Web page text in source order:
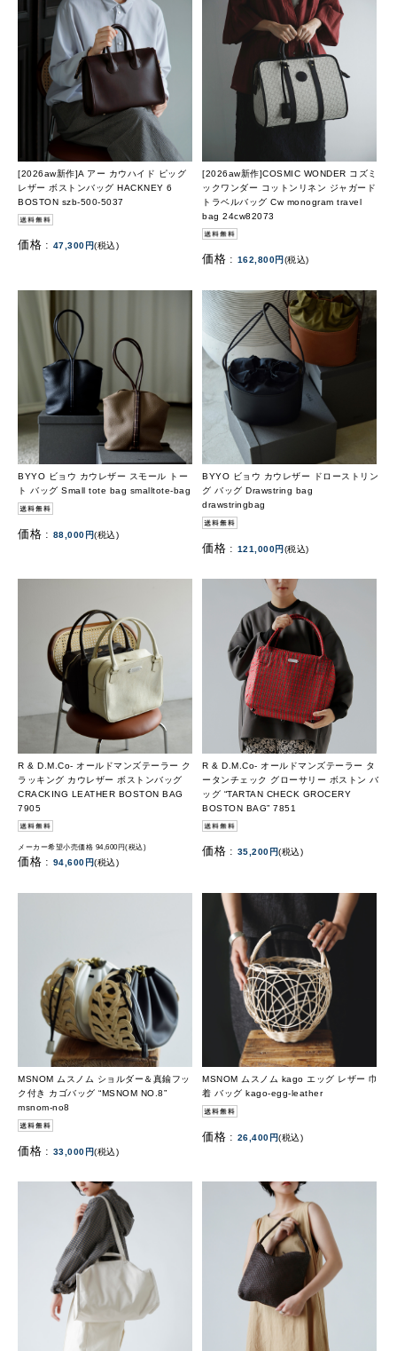
[2026aw新作]A アー カウハイド ピッグ
レザー ボストンバッグ HACKNEY 6
BOSTON szb-500-5037
価格 : 47,300円(税込)
[2026aw新作]COSMIC WONDER コズミ
ックワンダー コットンリネン ジャガード
トラベルバッグ Cw monogram travel
bag 24cw82073
価格 : 162,800円 (税込)
BYYO ビョウ カウレザー スモール トー
ト バッグ Small tote bag smalltote-bag
価格 : 88,000円(税込)
BYYO ビョウ カウレザー ドローストリン
グ バッグ Drawstring bag
drawstringbag
価格 : 121,000円(税込)
R & D.M.Co- オールドマンズテーラー ク
ラッキング カウレザー ボストンバッグ
CRACKING LEATHER BOSTON BAG
7905
メーカー希望小売価格 94,600円(税込)
価格 : 94,600円(税込)
R & D.M.Co- オールドマンズテーラー タ
ータンチェック グローサリー ボストン バ
ッグ “TARTAN CHECK GROCERY
BOSTON BAG” 7851
価格 : 35,200円(税込)
MSNOM ムスノム ショルダー＆真鍮フッ
ク付き カゴバッグ “MSNOM NO.8”
msnom-no8
価格 : 33,000円(税込)
MSNOM ムスノム kago エッグ レザー 巾
着 バッグ kago-egg-leather
価格 : 26,400円(税込)